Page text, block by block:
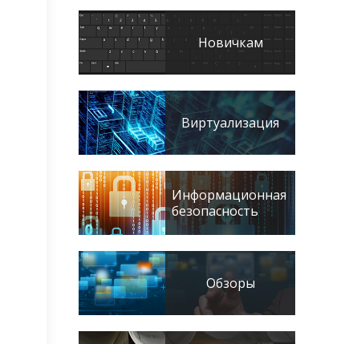
Новичкам
Виртуализация
Информационная
безопасность
Обзоры